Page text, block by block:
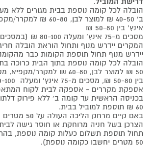
הובלה לכל קומה נוספת בבית מגורים ללא
אינץ' בין 50-80 ₪
מסכים מ-75 אינץ' ומעלה 80-
המקרים יידרש מנוף ותחול הוראת הובלה
יידרש מנוף תחול תוספת הקומות כבר
בין 50-80 ₪, מסכים מ-75 אינץ' ומעלה 80-100 ₪.
אספקת מקררים - אספקה לבית לקוח
בכניסה הראשית עד קומה ב' ללא פירוק
60 ₪ תוספת למוביל בבית.
באם קיים מרחק
הצרכן בשל חניה מרוחקת או חוסר גישה
תחול תוספת תשלום כעלות קומה נוספת,
50 מטרים יחשבו כקומה נוספת).